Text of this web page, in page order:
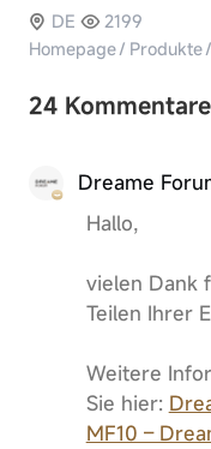
DE
2199
Homepage/ Produkte/
24 Kommentare
Dreame
Hallo,
vielen Dank
Teilen Ihrer
Weitere
Sie hier:
MF10 –